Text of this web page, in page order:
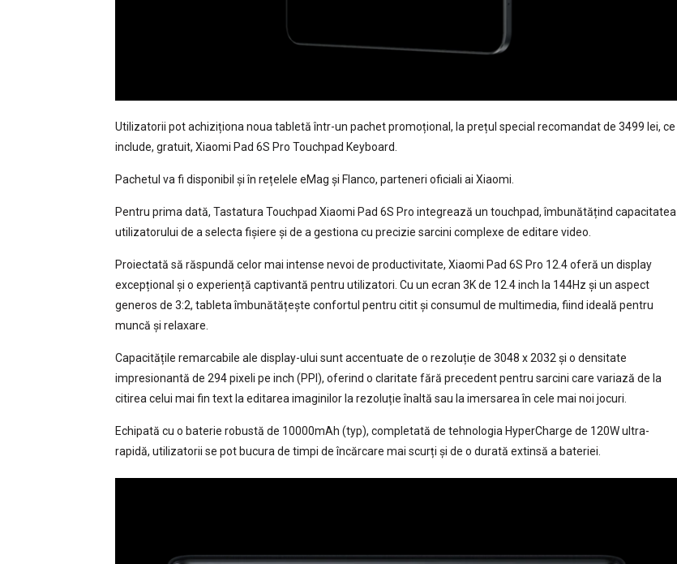
Utilizatorii pot achiziționa noua tabletă într-un pachet promoțional, la prețul special recomandat de 3499 lei, ce
include, gratuit, Xiaomi Pad 6S Pro Touchpad Keyboard.
Pachetul va fi disponibil și în rețelele eMag și Flanco, parteneri oficiali ai Xiaomi.
Pentru prima dată, Tastatura Touchpad Xiaomi Pad 6S Pro integrează un touchpad, îmbunătățind capacitatea
utilizatorului de a selecta fișiere și de a gestiona cu precizie sarcini complexe de editare video.
Proiectată să răspundă celor mai intense nevoi de productivitate, Xiaomi Pad 6S Pro 12.4 oferă un display
excepțional și o experiență captivantă pentru utilizatori. Cu un ecran 3K de 12.4 inch la 144Hz și un aspect
generos de 3:2, tableta îmbunătățește confortul pentru citit și consumul de multimedia, fiind ideală pentru
muncă și relaxare.
Capacitățile remarcabile ale display-ului sunt accentuate de o rezoluție de 3048 x 2032 și o densitate
impresionantă de 294 pixeli pe inch (PPI), oferind o claritate fără precedent pentru sarcini care variază de la
citirea celui mai fin text la editarea imaginilor la rezoluție înaltă sau la imersarea în cele mai noi jocuri.
Echipată cu o baterie robustă de 10000mAh (typ), completată de tehnologia HyperCharge de 120W ultra-
rapidă, utilizatorii se pot bucura de timpi de încărcare mai scurți și de o durată extinsă a bateriei.